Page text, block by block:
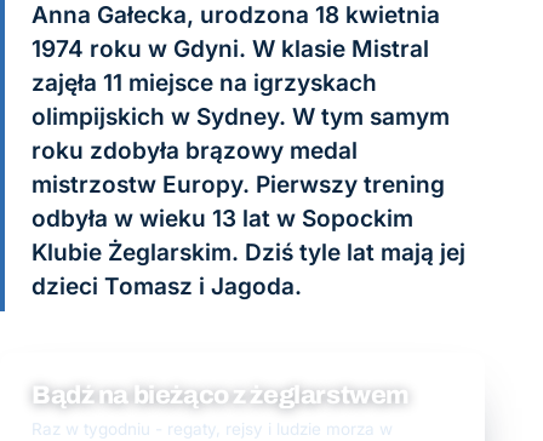
Anna Gałecka, urodzona 18 kwietnia
1974 roku w Gdyni. W klasie Mistral
zajęła 11 miejsce na igrzyskach
olimpijskich w Sydney. W tym samym
roku zdobyła brązowy medal
mistrzostw Europy. Pierwszy trening
odbyła w wieku 13 lat w Sopockim
Klubie Żeglarskim. Dziś tyle lat mają jej
dzieci Tomasz i Jagoda.
Bądź na bieżąco z żeglarstwem
Raz w tygodniu - regaty, rejsy i ludzie morza w